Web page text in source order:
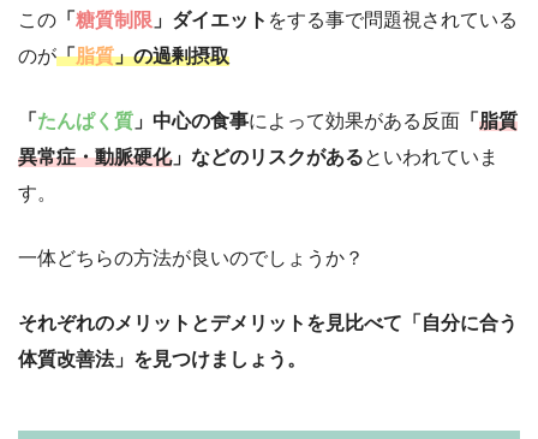
この 「 糖質制限 」ダイエット をする事で問題視されている
のが「脂質」の過剰摂取
「 たんぱく質 」中心の食事によって効果がある反面 「 脂質
異常症・動脈硬化」などのリスクがあるといわれていま
す。
一体どちらの方法が良いのでしょうか？
それぞれのメリットとデメリットを見比べて「自分に合う
体質改善法」を見つけましょう。